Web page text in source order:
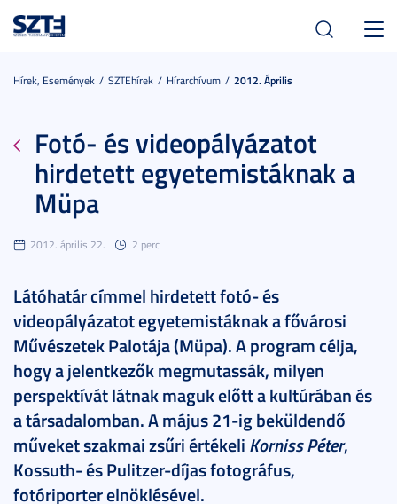
Hírek, Események SZTEhírek Hírarchívum 2012. Április
Fotó- és videopályázatot
hirdetett egyetemistáknak a
Müpa
2012. április 22. 2 perc
Látóhatár címmel hirdetett fotó- és
videopályázatot egyetemistáknak a fővárosi
Művészetek Palotája (Müpa). A program célja,
hogy a jelentkezők megmutassák, milyen
perspektívát látnak maguk előtt a kultúrában és
a társadalomban. A május 21-ig beküldendő
műveket szakmai zsűri értékeli Korniss Péter,
Kossuth- és Pulitzer-díjas fotográfus,
fotóriporter elnöklésével.